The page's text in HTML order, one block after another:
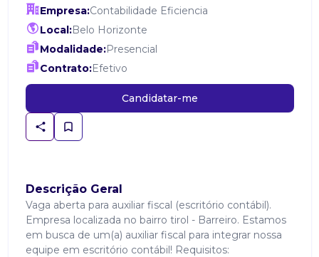
Empresa:Contabilidade Eficiencia
Local:Belo Horizonte
Modalidade:Presencial
Contrato:Efetivo
Candidatar-me
Descrição Geral
Vaga aberta para auxiliar fiscal (escritório contábil).
Empresa localizada no bairro tirol - Barreiro. Estamos
em busca de um(a) auxiliar fiscal para integrar nossa
equipe em escritório contábil! Requisitos: